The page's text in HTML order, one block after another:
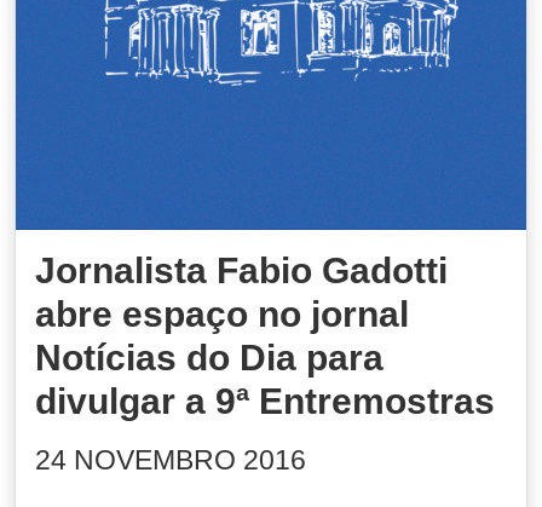
Jornalista Fabio Gadotti
abre espaço no jornal
Notícias do Dia para
divulgar a 9ª Entremostras
24 NOVEMBRO 2016